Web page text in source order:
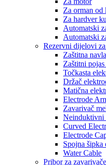
Za orman od
Za hardver
Automatski
Automatski
Rezervni dijelovi
Zaštitna
Zaštitni
Točkasta
Držač
Matična
Electrode
Zavarivač
Neinduktivni
Curved
Electrode
Spojna šipka
Water Cable
Pribor za zavarivače